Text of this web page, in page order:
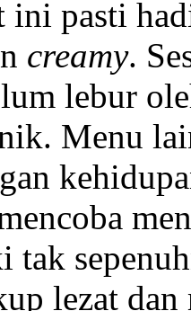
pasti
creamy.
lebur
Menu
tak
lezat